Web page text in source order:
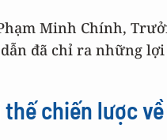
Minh Chính,
đã chỉ ra những
chiến lược